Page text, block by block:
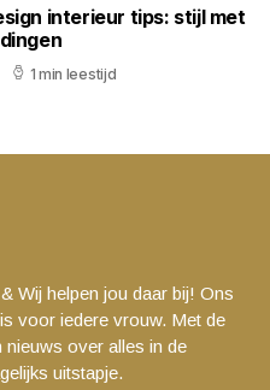
interieur tips: stijl met
1 min leestijd
Wij helpen jou daar bij! Ons
voor iedere vrouw. Met de
nieuws over alles in de
uitstapje.